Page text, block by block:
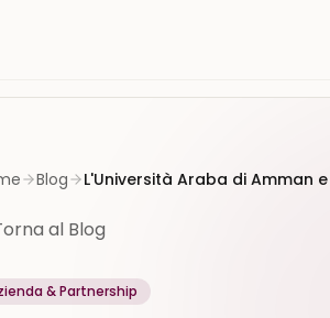
Blog L'Università Araba di Amman
al Blog
& Partnership